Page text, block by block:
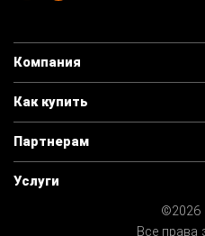
Компания
Как купить
Партнерам
Услуги
©2026
Все